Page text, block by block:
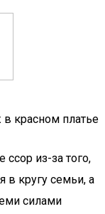
красном платье
из-за того,
в кругу семьи, а
силами